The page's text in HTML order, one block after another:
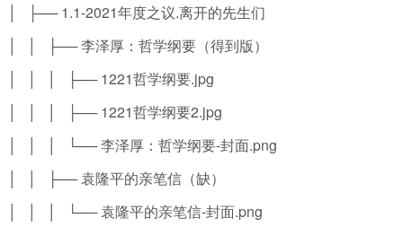
│ ├── 1.1-2021年度之议.离开的先生们
│ │ ├── 李泽厚：哲学纲要（得到版）
│ │ │ ├── 1221哲学纲要.jpg
│ │ │ ├── 1221哲学纲要2.jpg
│ │ │ └── 李泽厚：哲学纲要-封面.png
│ │ ├── 袁隆平的亲笔信（缺）
│ │ │ └── 袁隆平的亲笔信-封面.png